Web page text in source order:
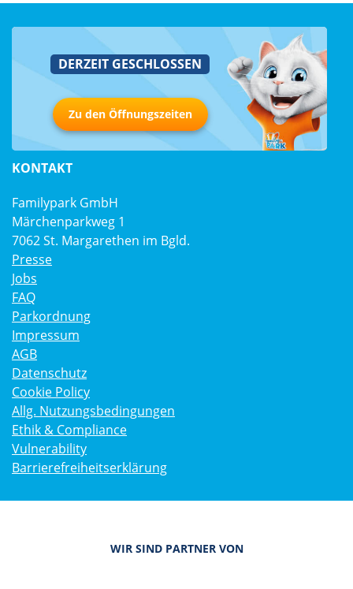
DERZEIT GESCHLOSSEN
Zu den Öffnungszeiten
KONTAKT
Familypark GmbH
Märchenparkweg 1
7062 St. Margarethen im Bgld.
Presse
Jobs
FAQ
Parkordnung
Impressum
AGB
Datenschutz
Cookie Policy
Allg. Nutzungsbedingungen
Ethik & Compliance
Vulnerability
Barrierefreiheitserklärung
WIR SIND PARTNER VON